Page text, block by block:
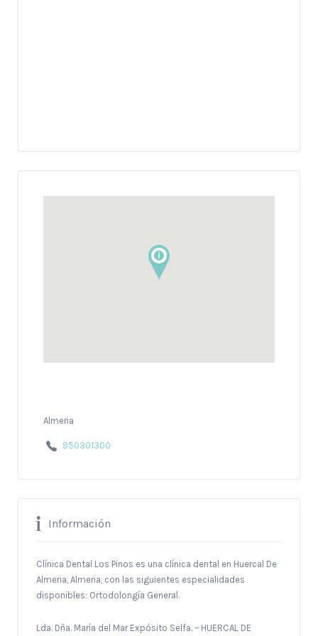
Almeria
950301300
Información
Clínica Dental Los Pinos es una clínica dental en Huercal De
Almeria, Almeria, con las siguientes especialidades
disponibles: Ortodolongía General.
Lda. Dña. María del Mar Expósito Selfa. – HUERCAL DE